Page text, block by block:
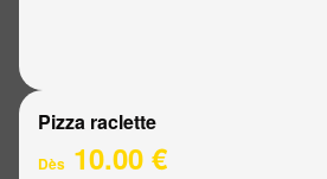
Pizza raclette
Dès 10.00 €